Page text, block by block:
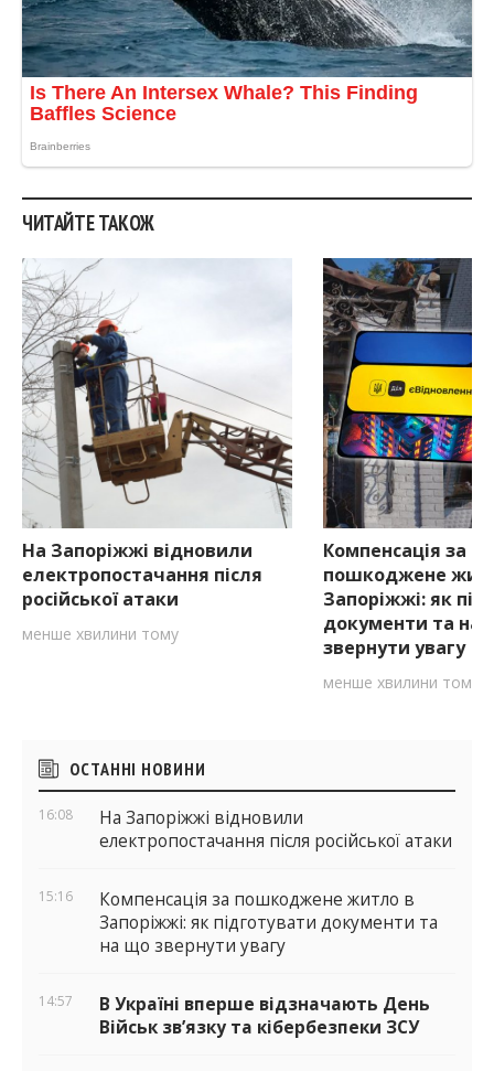
ЧИТАЙТЕ ТАКОЖ
На Запоріжжі відновили
електропостачання після
російської атаки
менше хвилини тому
Компенсація за
пошкоджене
Запоріжжі: як
документи та на
звернути увагу
менше хвилини тому
Бічні
віджети
ОСТАННІ НОВИНИ
16:08
На Запоріжжі відновили
електропостачання після російської атаки
15:16
Компенсація за пошкоджене житло в
Запоріжжі: як підготувати документи та
на що звернути увагу
14:57
В Україні вперше відзначають День
Військ зв’язку та кібербезпеки ЗСУ